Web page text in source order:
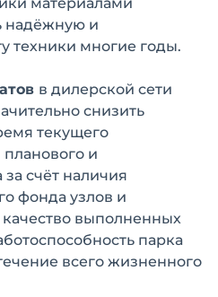
надёжную и
техники многие годы.
в дилерской сети
снизить
текущего
и
счёт наличия
фонда узлов и
качество выполненных
парка
всего жизненного